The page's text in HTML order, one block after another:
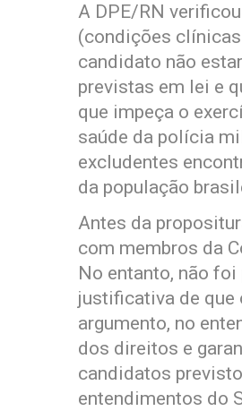
A DPE/RN
(condições clínicas
candidato não
previstas em lei e
que impeça o
saúde da polícia
excludentes
da população
Antes da
com membros da
No entanto, não
justificativa de que
argumento, no
dos direitos e
candidatos
entendimentos do